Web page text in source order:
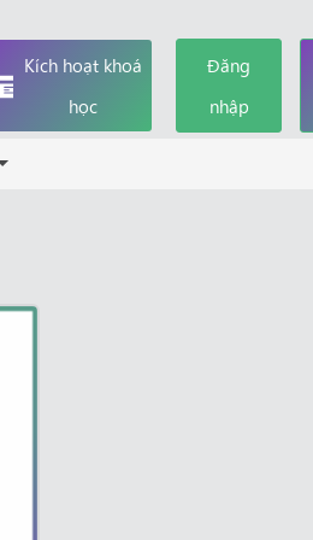
Kích hoạt khoá
học
Đăng
nhập